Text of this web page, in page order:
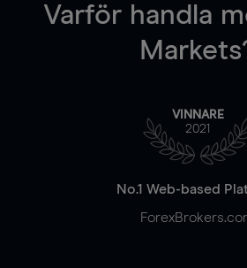
Varför handla
VINNARE
2021
No.1 Web-based